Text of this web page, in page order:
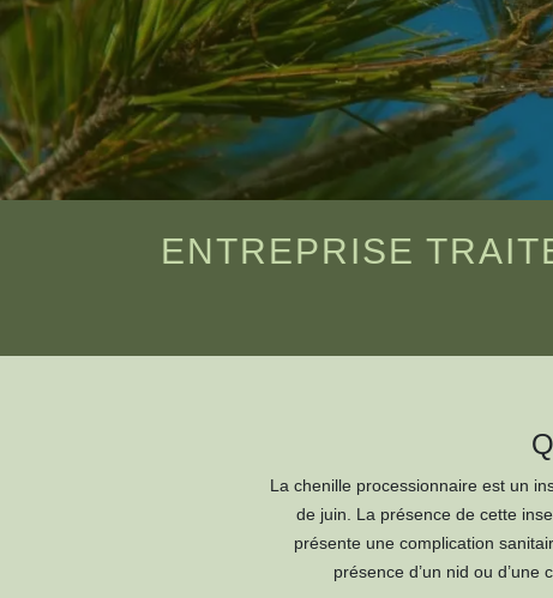
ENTREPRISE
La chenille processionnaire est un
de juin. La présence de cette
présente une complication
présence d’un nid ou